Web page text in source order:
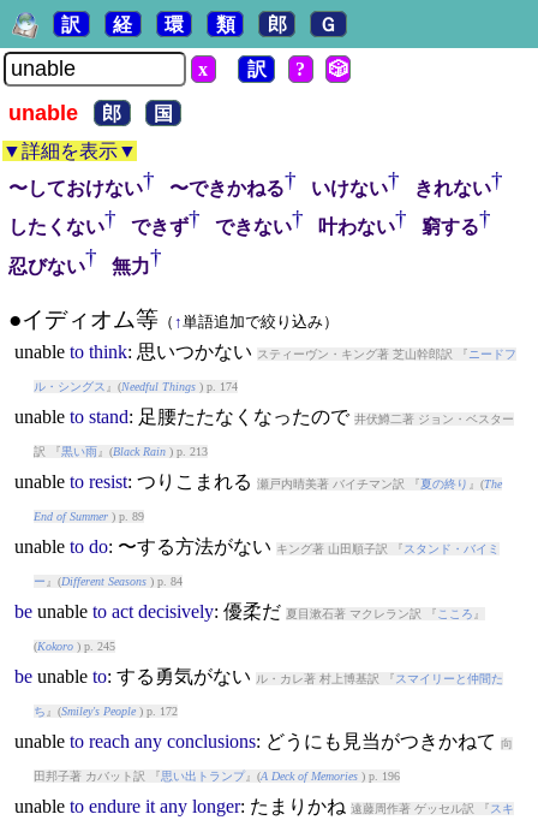
訳 経 環 類 郎 Ｇ
x 訳 ? 🎲
unable 郎
国
▼詳細を表示▼
〜しておけない† 〜できかねる† いけない† きれない†
したくない† できず† できない† 叶わない† 窮する†
忍びない† 無力†
●イディオム等（ ↑単語追加で絞り込み）
unable to think: 思いつかない スティーヴン・キング著 芝山幹郎訳 『 ニードフ
ル・シングス 』(Needful Things) p. 174
unable to stand: 足腰たたなくなったので 井伏鱒二著 ジョン・ベスター
訳 『黒い雨』(Black Rain) p. 213
unable to resist: つりこまれる 瀬戸内晴美著 バイチマン訳 『夏の終り 』(The
End of Summer) p. 89
unable to do: 〜する方法がない キング著 山田順子訳 『スタンド・バイミ
ー 』(Different Seasons) p. 84
be unable to act decisively: 優柔だ 夏目漱石著 マクレラン訳 『 こころ 』
(Kokoro) p. 245
be unable to: する勇気がない ル・カレ著 村上博基訳 『スマイリーと仲間た
ち 』(Smiley's People) p. 172
unable to reach any conclusions: どうにも見当がつきかねて 向
田邦子著 カバット訳 『思い出トランプ』(A Deck of Memories) p. 196
unable to endure it any longer: たまりかね 遠藤周作著 ゲッセル訳 『スキ